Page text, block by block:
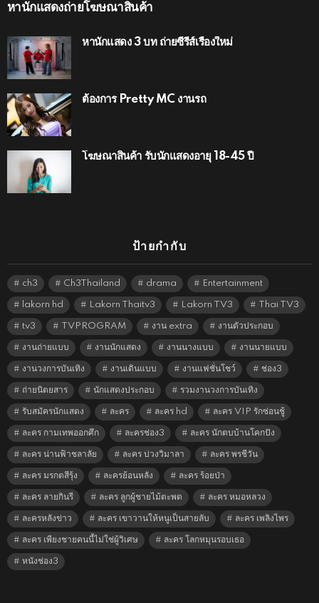
หานักแสดงถ่ายโฆษณาสินค้า
หานักแสดง 3 บท ถ่ายซีรีส์เรื่องใหม่
ต้องการ Pretty MC งานรถ
โฆษณาสินค้า รับนักแสดงอายุ 18-45 ปี
ป้ายกำกับ
ch3 Ch3Thailand drama Entertainment
lakorn hd Lakorn Thaitv3 Lakorn TV3 Thai TV3
tv3 TVPROGRAM งาน extra งานตัวประกอบ
งานถ่ายแบบ งานนักแสดง งานนางแบบ งานนายแบบ
งานวงการบันเทิง งานเดินแบบ งานแฟชั่นโชว์ ช่อง3
ถ่ายนิตยสาร นักแสดงประกอบ รวมงานวงการบันเทิง
รับสมัครนักแสดง ละคร ละคร hd ละคร VIP รักซ่อนชู้
ละคร กามเทพออกศึก ละครช่อง3 ละคร นักตบบ้านโคกปัง
ละคร น่านฟ้าชลาลัย ละคร บ่วงวิมาลา ละคร พรชีวัน
ละคร มรกตสีรุ้ง ละครย้อนหลัง ละคร ร้อยป่า
ละคร ลายกินรี ละคร ลูกผู้ชายไม้ตะพด ละคร หมอหลวง
ละครหลังข่าว ละคร เขาวานให้หนูเป็นสายลับ ละคร เพลิงไพร
ละคร เพียงชายคนนี้ไม่ใช่ผู้วิเศษ ละคร โลกหมุนรอบเธอ
หนังช่อง3